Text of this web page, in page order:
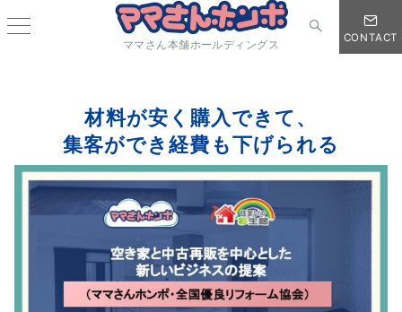
ママさん本舗ホールディングス
CONTACT
材料が安く購入できて、
集客ができ経費も下げられる